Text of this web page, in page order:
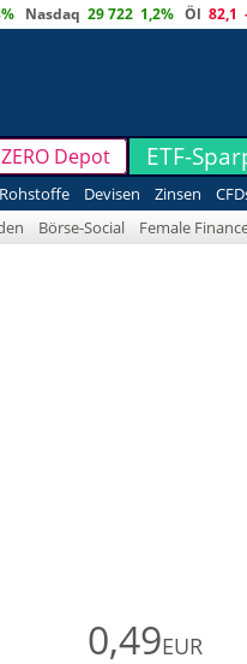
Nasdaq 29 722 1,2% Öl 82,1
ZERO Depot ETF-
Rohstoffe Devisen Zinsen
Börse-Social Female
0,49EUR